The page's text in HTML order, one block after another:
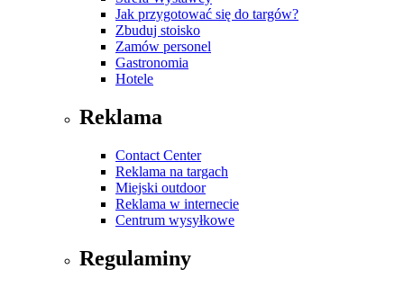
Jak przygotować się do targów?
Zbuduj stoisko
Zamów personel
Gastronomia
Hotele
Reklama
Contact Center
Reklama na targach
Miejski outdoor
Reklama w internecie
Centrum wysyłkowe
Regulaminy